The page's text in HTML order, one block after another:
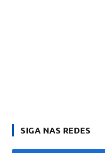
SIGA NAS REDES